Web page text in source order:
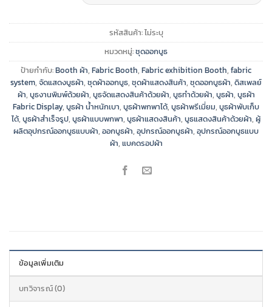
รหัสสินค้า:ไม่ระบุ
หมวดหมู่:ชุดออกบูธ
ป้ายกำกับ:Booth ผ้า, Fabric Booth, Fabric exhibition Booth, fabric
system, จัดแสดงบูธผ้า, ชุดผ้าออกบูธ, ชุดผ้าแสดงสินค้า, ชุดออกบูธผ้า, ดิสเพลย์
ผ้า, บูธงานพิมพ์ด้วยผ้า, บูธจัดแสดงสินค้าด้วยผ้า, บูธทำด้วยผ้า, บูธผ้า, บูธผ้า
Fabric Display, บูธผ้า น้ำหนักเบา, บูธผ้าพกพาได้, บูธผ้าพรีเมี่ยม, บูธผ้าพับเก็บ
ได้, บูธผ้าสำเร็จรูป, บูธผ้าแบบพกพา, บูธผ้าแสดงสินค้า, บูธแสดงสินค้าด้วยผ้า, ผู้
ผลิตอุปกรณ์ออกบูธแบบผ้า, ออกบูธผ้า, อุปกรณ์ออกบูธผ้า, อุปกรณ์ออกบูธแบบ
ผ้า, แบคดรอปผ้า
ข้อมูลเพิ่มเติม
บทวิจารณ์ (0)